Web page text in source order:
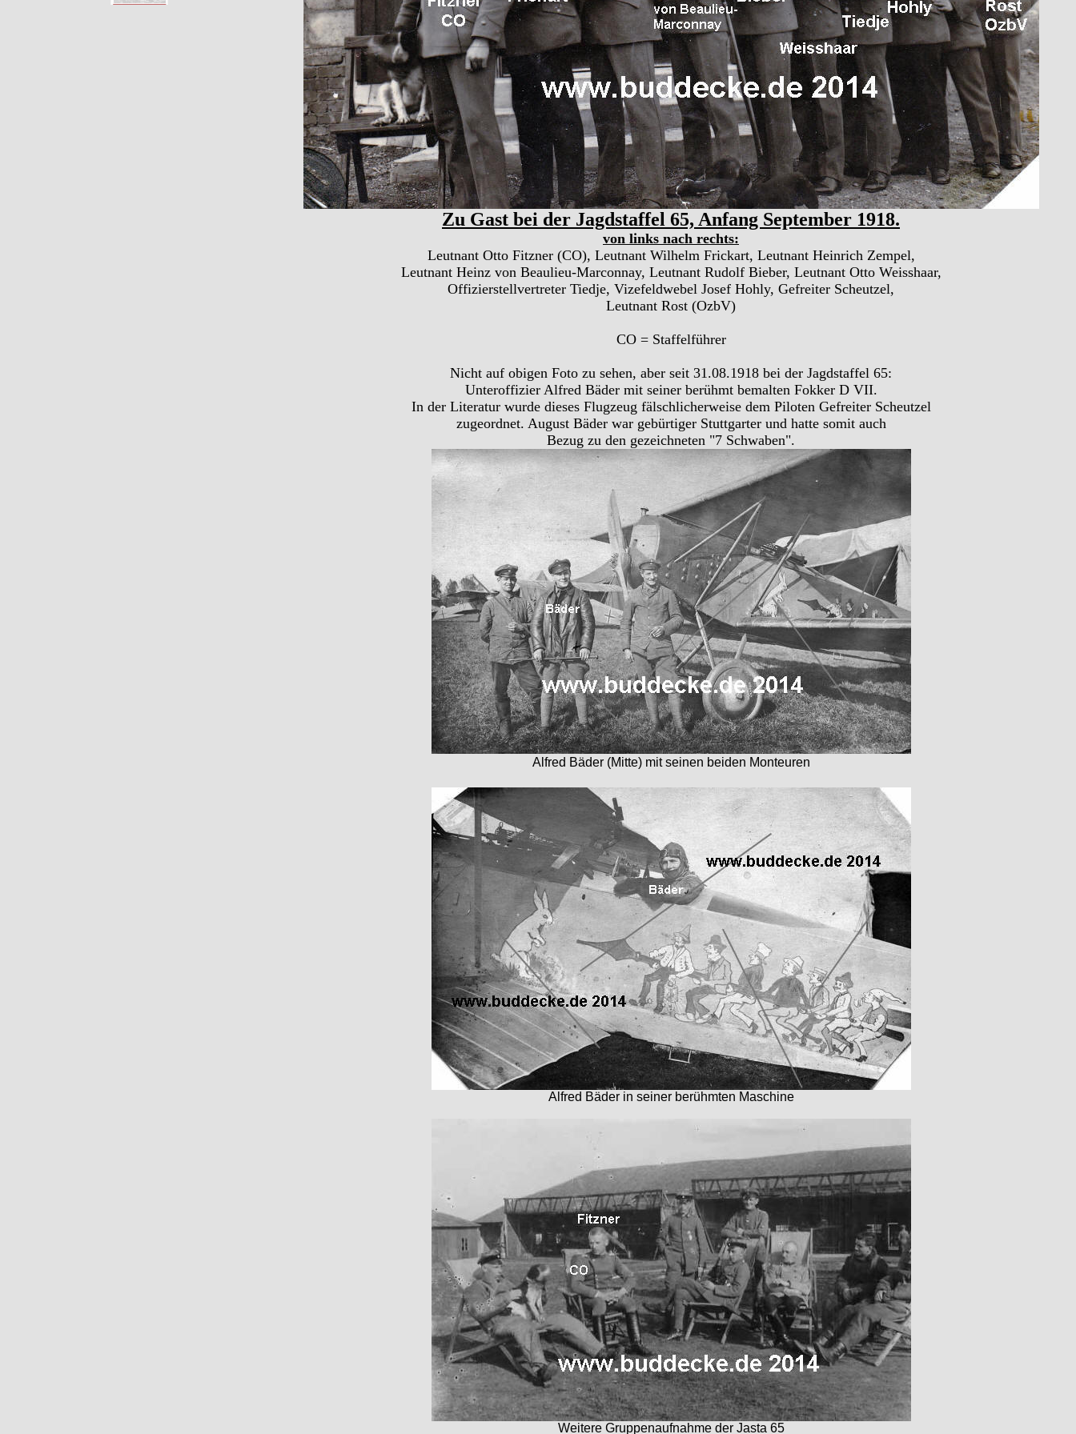
Zu Gast bei der Jagdstaffel 65, Anfang September 1918.
von links nach rechts:
Leutnant Otto Fitzner (CO), Leutnant Wilhelm Frickart, Leutnant Heinrich Zempel,
Leutnant Heinz von Beaulieu-Marconnay, Leutnant Rudolf Bieber, Leutnant Otto Weisshaar,
Offizierstellvertreter Tiedje, Vizefeldwebel Josef Hohly, Gefreiter Scheutzel,
Leutnant Rost (OzbV)
CO = Staffelführer
Nicht auf obigen Foto zu sehen, aber seit 31.08.1918 bei der Jagdstaffel 65:
Unteroffizier Alfred Bäder mit seiner berühmt bemalten Fokker D VII.
In der Literatur wurde dieses Flugzeug fälschlicherweise dem Piloten Gefreiter Scheutzel
zugeordnet. August Bäder war gebürtiger Stuttgarter und hatte somit auch
Bezug zu den gezeichneten "7 Schwaben".
Alfred Bäder (Mitte) mit seinen beiden Monteuren
Alfred Bäder in seiner berühmten Maschine
Weitere Gruppenaufnahme der Jasta 65